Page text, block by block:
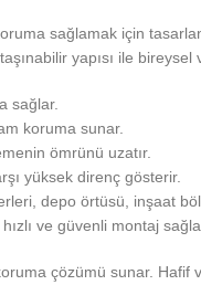
sağlamak için
yapısı ile
sağlar.
koruma sunar.
ömrünü uzatır.
yüksek direnç gösterir.
depo örtüsü, inşaat
ve güvenli montaj
çözümü sunar. Hafif